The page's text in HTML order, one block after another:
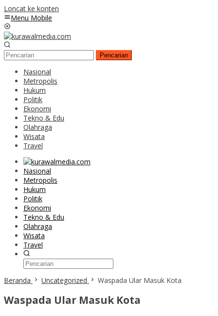
Loncat ke konten
Menu Mobile
Pencarian
Nasional
Metropolis
Hukum
Politik
Ekonomi
Tekno & Edu
Olahraga
Wisata
Travel
Nasional
Metropolis
Hukum
Politik
Ekonomi
Tekno & Edu
Olahraga
Wisata
Travel
Beranda Uncategorized Waspada Ular Masuk Kota
Waspada Ular Masuk Kota